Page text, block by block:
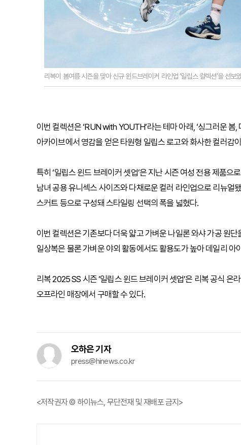
리복이 봄여름 시즌을 맞아 신규 윈드브레이커 라인업 ‘일립스 컬렉션’을 선보
이번 컬렉션은 ‘RUN with YOUTH’라는 테마 아래, ‘싱그러운
아카이브에서 영감을 얻은 타원형 일립스 로고와 화사한 컬러감
특히 ‘일립스 윈드 브레이커 셋업’은 지난 시즌 여성 전용 제품
남녀 공용 유니섹스 사이즈와 다채로운 컬러 라인업으로 리뉴얼
스커트 등으로 구성돼 스타일링 선택의 폭을 넓혔다.
이번 컬렉션은 기존보다 더욱 얇고 가벼운 나일론 와샤 가공 원
일상복은 물론 가벼운 야외 활동에서도 활용도가 높아 데일리 아
리복 2025 SS 시즌 ‘일립스 윈드 브레이커 셋업’은 리복 공식
오프라인 매장에서 구매할 수 있다.
오하은 기자
press@hinews.co.kr
<저작권자 © 하이뉴스, 무단전재 및 재배포 금지>